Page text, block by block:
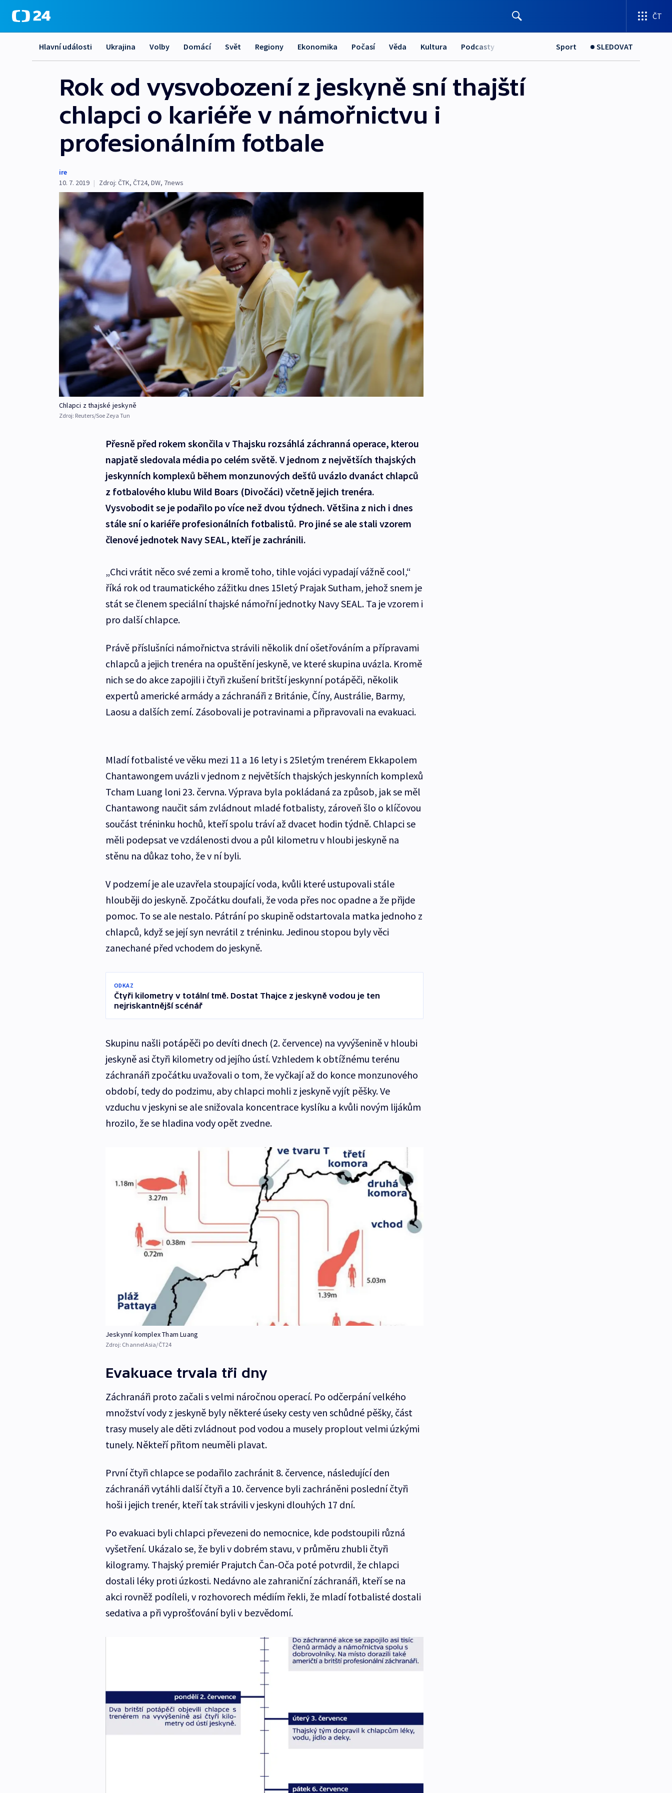
ČT
Hlavní události Ukrajina Volby Domácí Svět Regiony Ekonomika Počasí Věda Kultura Podcasty Sport SLEDOVAT
Rok od vysvobození z jeskyně sní thajští
chlapci o kariéře v námořnictvu i
profesionálním fotbale
ire
10. 7. 2019 | Zdroj: ČTK, ČT24, DW, 7news
Chlapci z thajské jeskyně
Zdroj: Reuters/Soe Zeya Tun
Přesně před rokem skončila v Thajsku rozsáhlá záchranná operace, kterou
napjatě sledovala média po celém světě. V jednom z největších thajských
jeskynních komplexů během monzunových dešťů uvázlo dvanáct chlapců
z fotbalového klubu Wild Boars (Divočáci) včetně jejich trenéra.
Vysvobodit se je podařilo po více než dvou týdnech. Většina z nich i dnes
stále sní o kariéře profesionálních fotbalistů. Pro jiné se ale stali vzorem
členové jednotek Navy SEAL, kteří je zachránili.
„Chci vrátit něco své zemi a kromě toho, tihle vojáci vypadají vážně cool,“
říká rok od traumatického zážitku dnes 15letý Prajak Sutham, jehož snem je
stát se členem speciální thajské námořní jednotky Navy SEAL. Ta je vzorem i
pro další chlapce.
Právě příslušníci námořnictva strávili několik dní ošetřováním a přípravami
chlapců a jejich trenéra na opuštění jeskyně, ve které skupina uvázla. Kromě
nich se do akce zapojili i čtyři zkušení britští jeskynní potápěči, několik
expertů americké armády a záchranáři z Británie, Číny, Austrálie, Barmy,
Laosu a dalších zemí. Zásobovali je potravinami a připravovali na evakuaci.
Mladí fotbalisté ve věku mezi 11 a 16 lety i s 25letým trenérem Ekkapolem
Chantawongem uvázli v jednom z největších thajských jeskynních komplexů
Tcham Luang loni 23. června. Výprava byla pokládaná za způsob, jak se měl
Chantawong naučit sám zvládnout mladé fotbalisty, zároveň šlo o klíčovou
součást tréninku hochů, kteří spolu tráví až dvacet hodin týdně. Chlapci se
měli podepsat ve vzdálenosti dvou a půl kilometru v hloubi jeskyně na
stěnu na důkaz toho, že v ní byli.
V podzemí je ale uzavřela stoupající voda, kvůli které ustupovali stále
hlouběji do jeskyně. Zpočátku doufali, že voda přes noc opadne a že přijde
pomoc. To se ale nestalo. Pátrání po skupině odstartovala matka jednoho z
chlapců, když se její syn nevrátil z tréninku. Jedinou stopou byly věci
zanechané před vchodem do jeskyně.
ODKAZ
Čtyři kilometry v totální tmě. Dostat Thajce z jeskyně vodou je ten
nejriskantnější scénář
Skupinu našli potápěči po devíti dnech (2. července) na vyvýšenině v hloubi
jeskyně asi čtyři kilometry od jejího ústí. Vzhledem k obtížnému terénu
záchranáři zpočátku uvažovali o tom, že vyčkají až do konce monzunového
období, tedy do podzimu, aby chlapci mohli z jeskyně vyjít pěšky. Ve
vzduchu v jeskyni se ale snižovala koncentrace kyslíku a kvůli novým lijákům
hrozilo, že se hladina vody opět zvedne.
Jeskynní komplex Tham Luang
Zdroj: ChannelAsia/ČT24
Evakuace trvala tři dny
Záchranáři proto začali s velmi náročnou operací. Po odčerpání velkého
množství vody z jeskyně byly některé úseky cesty ven schůdné pěšky, část
trasy musely ale děti zvládnout pod vodou a musely proplout velmi úzkými
tunely. Někteří přitom neuměli plavat.
První čtyři chlapce se podařilo zachránit 8. července, následující den
záchranáři vytáhli další čtyři a 10. července byli zachráněni poslední čtyři
hoši i jejich trenér, kteří tak strávili v jeskyni dlouhých 17 dní.
Po evakuaci byli chlapci převezeni do nemocnice, kde podstoupili různá
vyšetření. Ukázalo se, že byli v dobrém stavu, v průměru zhubli čtyři
kilogramy. Thajský premiér Prajutch Čan-Oča poté potvrdil, že chlapci
dostali léky proti úzkosti. Nedávno ale zahraniční záchranáři, kteří se na
akci rovněž podíleli, v rozhovorech médiím řekli, že mladí fotbalisté dostali
sedativa a při vyprošťování byli v bezvědomí.